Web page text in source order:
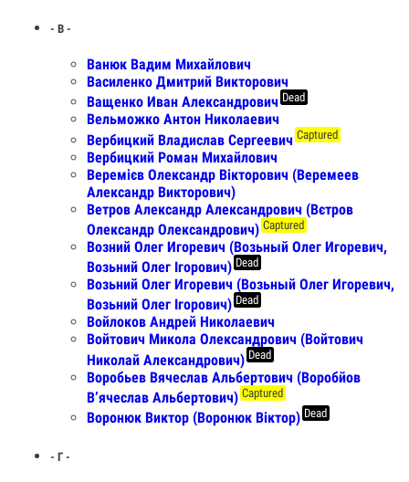
- В -
Ванюк Вадим Михайлович
Василенко Дмитрий Викторович
Ващенко Иван Александрович Dead
Вельможко Антон Николаевич
Вербицкий Владислав Сергеевич Captured
Вербицкий Роман Михайлович
Веремієв Олександр Вікторович (Веремеев
Александр Викторович)
Ветров Александр Александрович (Вєтров
Олександр Олександрович) Captured
Возний Олег Игоревич (Возьный Олег Игоревич,
Возьний Олег Ігорович) Dead
Возьний Олег Игоревич (Возьный Олег Игоревич,
Возьний Олег Ігорович) Dead
Войлоков Андрей Николаевич
Войтович Микола Олександрович (Войтович
Николай Александрович) Dead
Воробьев Вячеслав Альбертович (Воробйов
Вʼячеслав Альбертович) Captured
Воронюк Виктор (Воронюк Віктор) Dead
- Г -